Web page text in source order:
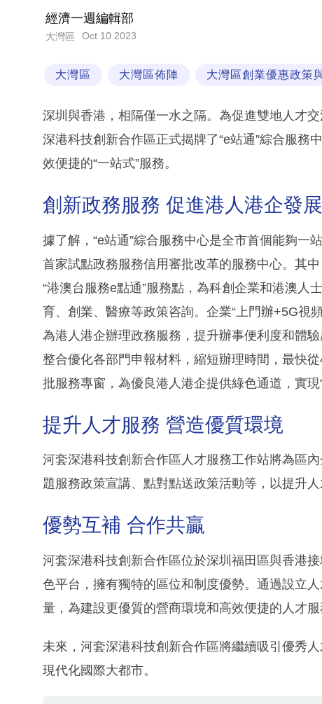
經濟一週編輯部
大灣區 Oct 10 2023
大灣區 大灣區佈陣 大灣區創業優惠政策
深圳與香港，相隔僅一水之隔。為促進雙地人才
深港科技創新合作區正式揭牌了“e站通”綜合服務
效便捷的“一站式”服務。
創新政務服務 促進港人港企發展
據了解，“e站通”綜合服務中心是全市首個能夠一
首家試點政務服務信用審批改革的服務中心。其
“港澳台服務e點通”服務點，為科創企業和港澳人
育、創業、醫療等政策咨詢。企業“上門辦+5G視
為港人港企辦理政務服務，提升辦事便利度和體
整合優化各部門申報材料，縮短辦理時間，最快
批服務專窗，為優良港人港企提供綠色通道，實現
提升人才服務 營造優質環境
河套深港科技創新合作區人才服務工作站將為區
題服務政策宣講、點對點送政策活動等，以提升人
優勢互補 合作共贏
河套深港科技創新合作區位於深圳福田區與香港
色平台，擁有獨特的區位和制度優勢。通過設立
量，為建設更優質的營商環境和高效便捷的人才服
未來，河套深港科技創新合作區將繼續吸引優秀
現代化國際大都市。